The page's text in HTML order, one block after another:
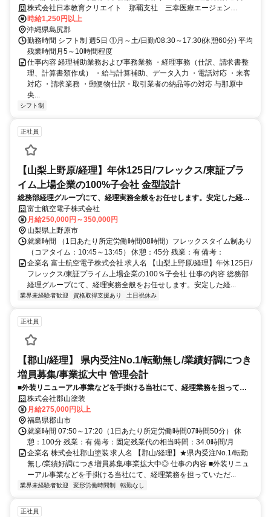
休み/フルタイム/総合病院での経理事務補助（派遣）
株式会社日本教育クリエイト 那覇支社 三幸医療エージェン
ト/262101
時給1,250円以上
沖縄県島尻郡
勤務時間 シフト制 週5日 ①月～土/日勤/08:30～17:30(休憩60分) 平均
残業時間月5～10時間程度
仕事内容 経理補助業務および事務業務 ・経理事務（仕訳、請求書整
理、計算書類作成） ・給与計算補助、データ入力 ・電話対応 ・来客
対応 ・請求業務 ・郵便物仕訳・取引業者の納品等の対応 与那原中
央...
シフト制
正社員
【山梨上野原/経理】年休125日/フレックス/東証プラ
イム上場企業の100%子会社 金型設計
総務部経理グループにて、経理実務全般をお任せします。安定した経営
基盤を持つ当社で、月次決算から税務申告まで幅広く裁量を持ってご活
躍いただけます。将来のコアメンバーとしてのご活躍を期待していま
す。
富士航空電子株式会社
月給250,000円～350,000円
山梨県上野原市
就業時間 （1日あたり所定労働時間08時間）フレックスタイム制あり
（コアタイム：10:45～13:45） 休憩：45分 残業：有 備考：
企業名 富士航空電子株式会社 求人名 【山梨上野原/経理】年休125日/
フレックス/東証プライム上場企業の100％子会社 仕事の内容 総務部
経理グループにて、経理実務全般をお任せします。安定した経...
業界未経験者歓迎 資格取得支援あり 土日祝休み
正社員
【郡山/経理】 県内受注No.1/転勤無し/業績好調につき
増員募集/事業拡大中 管理会計
■外装リニューアル事業などを手掛ける当社にて、経理業務を担ってい
ただきます。
株式会社郡山塗装
月給275,000円以上
福島県郡山市
就業時間 07:50～17:20（1日あたり所定労働時間07時間50分） 休
憩：100分 残業：有 備考：固定残業代の相当時間：34.0時間/月
企業名 株式会社郡山塗装 求人名 【郡山/経理】★県内受注No.1/転勤
無し/業績好調につき増員募集/事業拡大中◎ 仕事の内容 ■外装リニュ
ーアル事業などを手掛ける当社にて、経理業務を担っていただ...
業界未経験者歓迎 変形労働時間制 転勤なし
正社員